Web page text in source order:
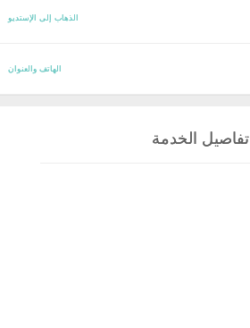
الذهاب إلى الإستديو
الهاتف والعنوان
تفاصيل الخدمة